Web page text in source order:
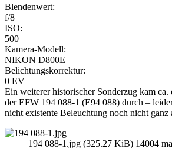
Blendenwert:
f/8
ISO:
500
Kamera-Modell:
NIKON D800E
Belichtungskorrektur:
0 EV
Ein weiterer historischer Sonderzug kam ca.
der EFW 194 088-1 (E94 088) durch –
nicht existente Beleuchtung noch nicht ganz
194 088-1.jpg (325.27 KiB) 14004